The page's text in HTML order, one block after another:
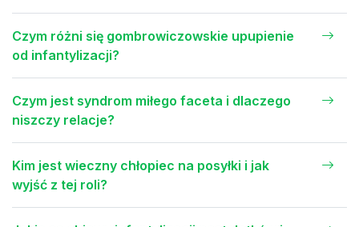
Czym różni się gombrowiczowskie upupienie
od infantylizacji?
Czym jest syndrom miłego faceta i dlaczego
niszczy relacje?
Kim jest wieczny chłopiec na posyłki i jak
wyjść z tej roli?